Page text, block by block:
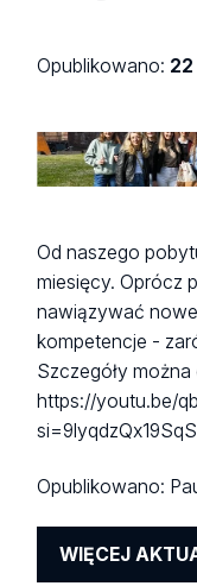
Opublikowano:
default
Od naszego
miesięcy. Oprócz
nawiązywać
kompetencje -
Szczegóły
https://youtu.be/
Opublikowano:
WIĘCEJ